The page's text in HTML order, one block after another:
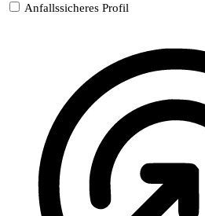
Anfallssicheres Profil